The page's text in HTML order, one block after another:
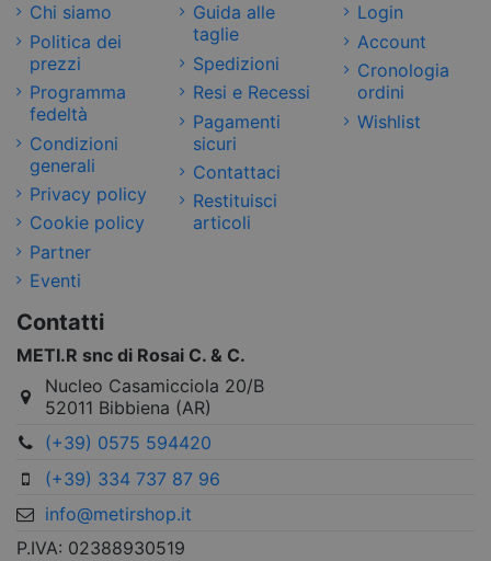
Chi siamo
Politica dei
prezzi
Programma
fedeltà
Condizioni
generali
Privacy policy
Cookie policy
Partner
Eventi
Guida alle
taglie
Spedizioni
Resi e Recessi
Pagamenti
sicuri
Contattaci
Restituisci
articoli
Login
Account
Cronologia
ordini
Wishlist
Contatti
METI.R snc di Rosai C. & C.
Nucleo Casamicciola 20/B
52011 Bibbiena (AR)
(+39) 0575 594420
(+39) 334 737 87 96
info@metirshop.it
P.IVA: 02388930519